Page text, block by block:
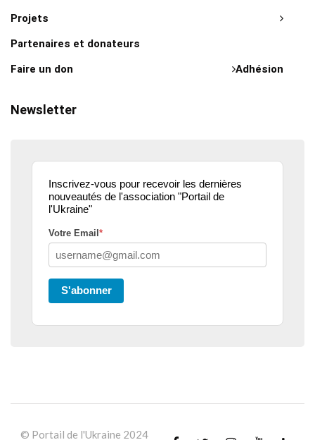
Projets
Partenaires et donateurs
Adhésion
Faire un don
Newsletter
Inscrivez-vous pour recevoir les dernières
nouveautés de l'association "Portail de
l'Ukraine"
Votre Email *
S'abonner
© Portail de l'Ukraine 2024